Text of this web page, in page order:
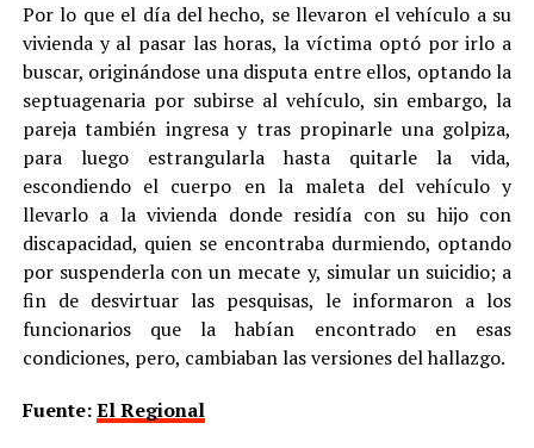
Por lo que el día del hecho, se llevaron el vehículo a su
vivienda y al pasar las horas, la víctima optó por irlo a
buscar, originándose una disputa entre ellos, optando la
septuagenaria por subirse al vehículo, sin embargo, la
pareja también ingresa y tras propinarle una golpiza,
para luego estrangularla hasta quitarle la vida,
escondiendo el cuerpo en la maleta del vehículo y
llevarlo a la vivienda donde residía con su hijo con
discapacidad, quien se encontraba durmiendo, optando
por suspenderla con un mecate y, simular un suicidio; a
fin de desvirtuar las pesquisas, le informaron a los
funcionarios que la habían encontrado en esas
condiciones, pero, cambiaban las versiones del hallazgo.
Fuente:El Regional